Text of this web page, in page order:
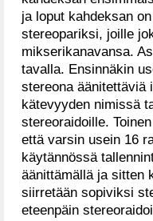
ja loput kahdeksan
stereopariksi, joille
mikserikanavansa.
tavalla. Ensinnäkin
stereona äänitettäviä
kätevyyden nimissä
stereoraidoille.
että varsin usein 16
käytännössä
äänittämällä ja sitten
siirretään sopiviksi
eteenpäin